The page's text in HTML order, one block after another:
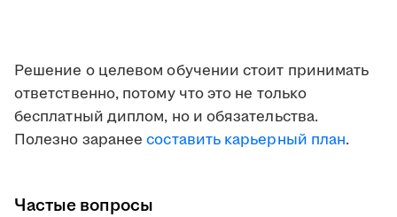
Решение о целевом обучении стоит принимать
ответственно, потому что это не только
бесплатный диплом, но и обязательства.
Полезно заранее составить карьерный план.
Частые вопросы